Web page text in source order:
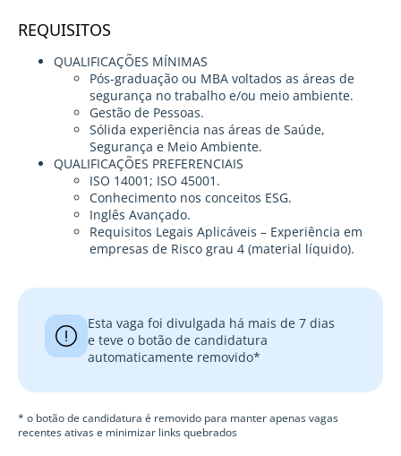
REQUISITOS
QUALIFICAÇÕES MÍNIMAS
Pós-graduação ou MBA voltados as áreas de
segurança no trabalho e/ou meio ambiente.
Gestão de Pessoas.
Sólida experiência nas áreas de Saúde,
Segurança e Meio Ambiente.
QUALIFICAÇÕES PREFERENCIAIS
ISO 14001; ISO 45001.
Conhecimento nos conceitos ESG.
Inglês Avançado.
Requisitos Legais Aplicáveis – Experiência em
empresas de Risco grau 4 (material líquido).
Esta vaga foi divulgada há mais de 7 dias
e teve o botão de candidatura
automaticamente removido*
* o botão de candidatura é removido para manter apenas vagas
recentes ativas e minimizar links quebrados